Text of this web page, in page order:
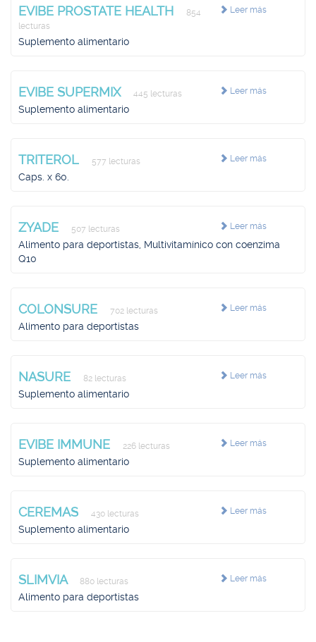
Leer más
EVIBE PROSTATE HEALTH
854
lecturas
Suplemento alimentario
Leer más
EVIBE SUPERMIX 445 lecturas
Suplemento alimentario
Leer más
TRITEROL 577 lecturas
Caps. x 60.
Leer más
ZYADE 507 lecturas
Alimento para deportistas, Multivitamínico con coenzima
Q10
Leer más
COLONSURE 702 lecturas
Alimento para deportistas
Leer más
NASURE 82 lecturas
Suplemento alimentario
Leer más
EVIBE IMMUNE 226 lecturas
Suplemento alimentario
Leer más
CEREMAS 430 lecturas
Suplemento alimentario
Leer más
SLIMVIA 880 lecturas
Alimento para deportistas